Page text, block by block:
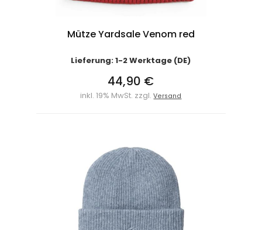
Mütze Yardsale Venom red
Lieferung: 1-2 Werktage (DE)
44,90 €
inkl. 19% MwSt. zzgl.Versand